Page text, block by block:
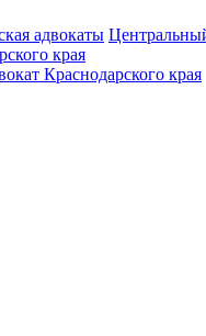
адвокаты
края
Краснодарского края